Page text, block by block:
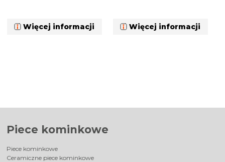
Więcej informacji Więcej informacji
Piece kominkowe
Piece kominkowe
Ceramiczne piece kominkowe